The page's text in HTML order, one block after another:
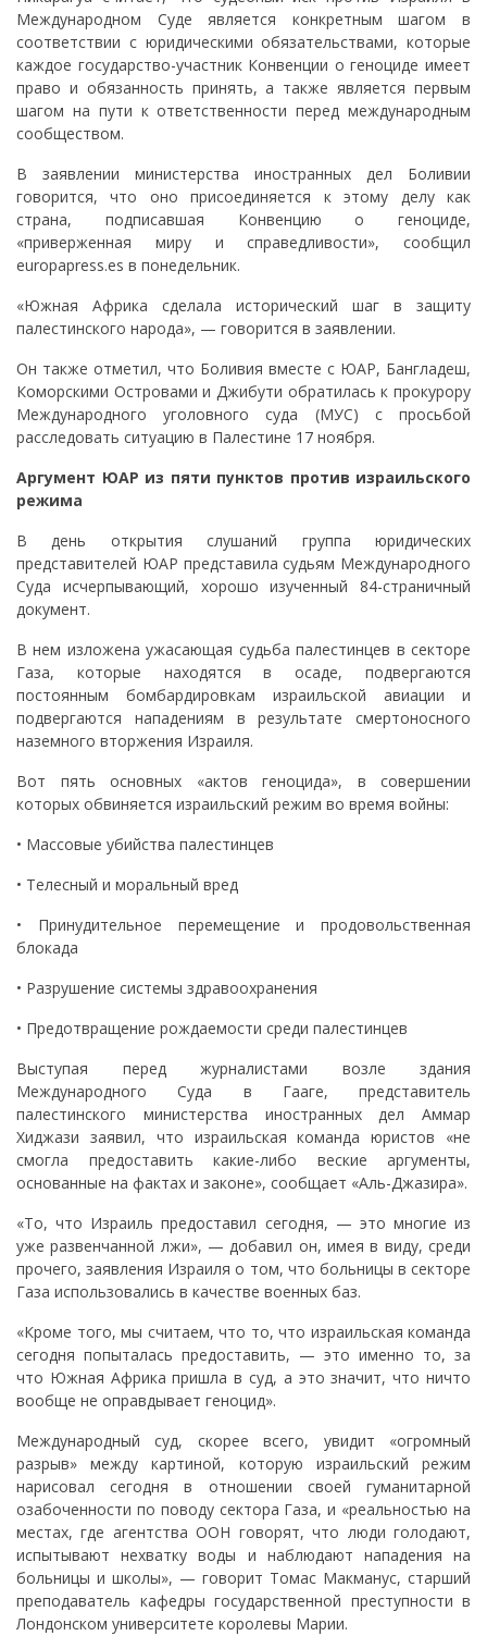
Международном Суде является конкретным шагом в
соответствии с юридическими обязательствами, которые
каждое государство-участник Конвенции о геноциде имеет
право и обязанность принять, а также является первым
шагом на пути к ответственности перед международным
сообществом.
В заявлении министерства иностранных дел Боливии
говорится, что оно присоединяется к этому делу как
страна, подписавшая Конвенцию о геноциде,
«приверженная миру и справедливости», сообщил
europapress.es в понедельник.
«Южная Африка сделала исторический шаг в защиту
палестинского народа», — говорится в заявлении.
Он также отметил, что Боливия вместе с ЮАР, Бангладеш,
Коморскими Островами и Джибути обратилась к прокурору
Международного уголовного суда (МУС) с просьбой
расследовать ситуацию в Палестине 17 ноября.
Аргумент ЮАР из пяти пунктов против израильского
режима
В день открытия слушаний группа юридических
представителей ЮАР представила судьям Международного
Суда исчерпывающий, хорошо изученный 84-страничный
документ.
В нем изложена ужасающая судьба палестинцев в секторе
Газа, которые находятся в осаде, подвергаются
постоянным бомбардировкам израильской авиации и
подвергаются нападениям в результате смертоносного
наземного вторжения Израиля.
Вот пять основных «актов геноцида», в совершении
которых обвиняется израильский режим во время войны:
• Массовые убийства палестинцев
• Телесный и моральный вред
• Принудительное перемещение и продовольственная
блокада
• Разрушение системы здравоохранения
• Предотвращение рождаемости среди палестинцев
Выступая перед журналистами возле здания
Международного Суда в Гааге, представитель
палестинского министерства иностранных дел Аммар
Хиджази заявил, что израильская команда юристов «не
смогла предоставить какие-либо веские аргументы,
основанные на фактах и ​​законе», сообщает «Аль-Джазира».
«То, что Израиль предоставил сегодня, — это многие из
уже развенчанной лжи», — добавил он, имея в виду, среди
прочего, заявления Израиля о том, что больницы в секторе
Газа использовались в качестве военных баз.
«Кроме того, мы считаем, что то, что израильская команда
сегодня попыталась предоставить, — это именно то, за
что Южная Африка пришла в суд, а это значит, что ничто
вообще не оправдывает геноцид».
Международный суд, скорее всего, увидит «огромный
разрыв» между картиной, которую израильский режим
нарисовал сегодня в отношении своей гуманитарной
озабоченности по поводу сектора Газа, и «реальностью на
местах, где агентства ООН говорят, что люди голодают,
испытывают нехватку воды и наблюдают нападения на
больницы и школы», — говорит Томас Макманус, старший
преподаватель кафедры государственной преступности в
Лондонском университете королевы Марии.